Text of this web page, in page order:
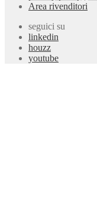
Area rivenditori
seguici su
linkedin
houzz
youtube